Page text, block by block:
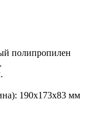
полипропилен
190х173х83 мм